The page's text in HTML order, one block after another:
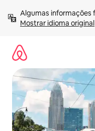
para
Mostrar idioma original